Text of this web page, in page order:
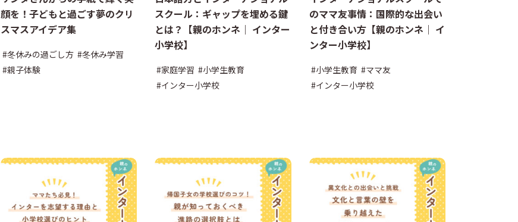
顔を！子どもと過ごす夢のクリ
スマスアイデア集
#冬休みの過ごし方 #冬休み学習
#親子体験
スクール：ギャップを埋める鍵
とは？【親のホンネ｜ インター
小学校】
#家庭学習 #小学生教育
#インター小学校
のママ友事情：国際的な出会い
と付き合い方【親のホンネ｜ イ
ンター小学校】
#小学生教育 #ママ友
#インター小学校